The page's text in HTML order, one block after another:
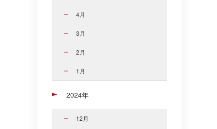
4月
3月
2月
1月
2024年
12月